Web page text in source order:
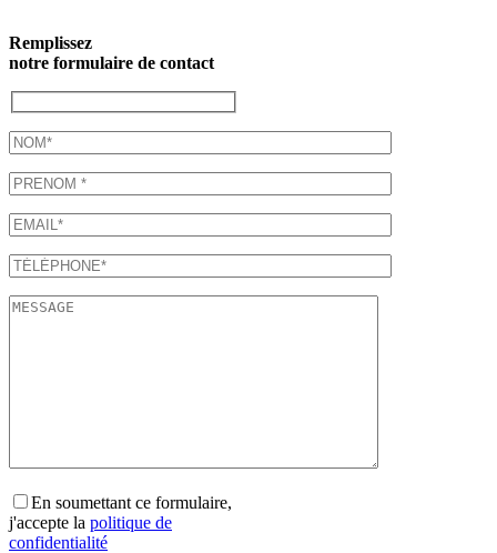
Remplissez
notre formulaire de contact
En soumettant ce formulaire,
j'accepte la politique de
confidentialité